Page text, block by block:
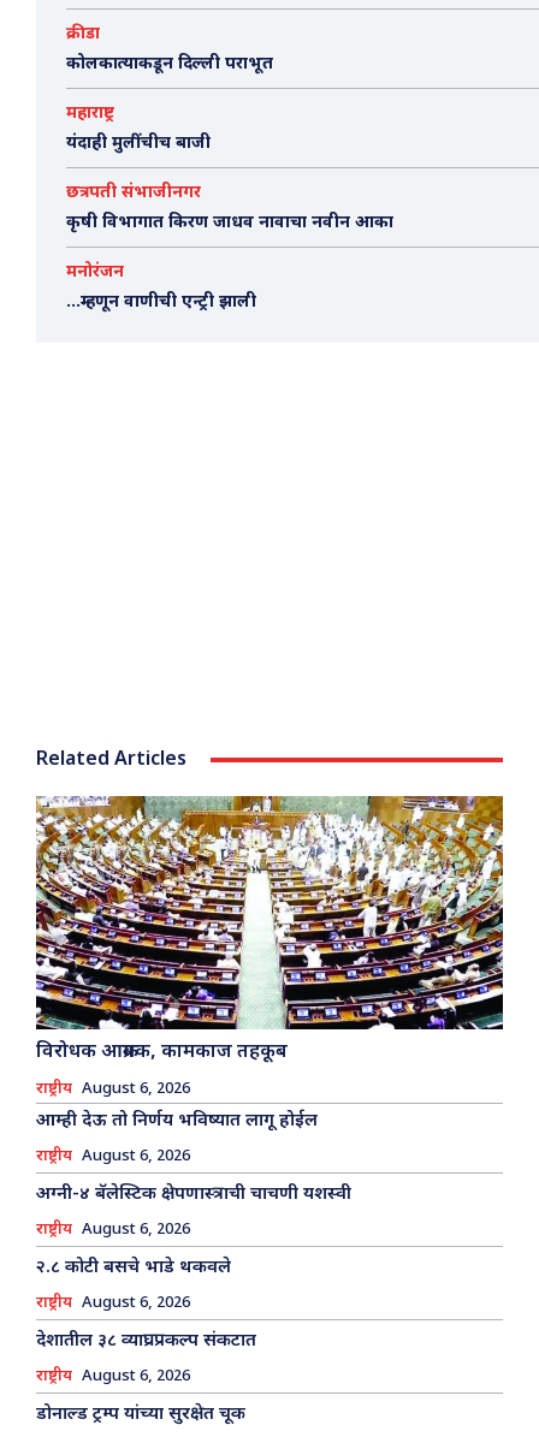
क्रीडा
कोलकात्याकडून दिल्ली पराभूत
महाराष्ट्र
यंदाही मुलींचीच बाजी
छत्रपती संभाजीनगर
कृषी विभागात किरण जाधव नावाचा नवीन आका
मनोरंजन
…म्हणून वाणीची एन्ट्री झाली
Related Articles
विरोधक आक्रमक, कामकाज तहकूब
राष्ट्रीय August 6, 2026
आम्ही देऊ तो निर्णय भविष्यात लागू होईल
राष्ट्रीय August 6, 2026
अग्नी-४ बॅलेस्टिक क्षेपणास्त्राची चाचणी यशस्वी
राष्ट्रीय August 6, 2026
२.८ कोटी बसचे भाडे थकवले
राष्ट्रीय August 6, 2026
देशातील ३८ व्याघ्रप्रकल्प संकटात
राष्ट्रीय August 6, 2026
डोनाल्ड ट्रम्प यांच्या सुरक्षेत चूक